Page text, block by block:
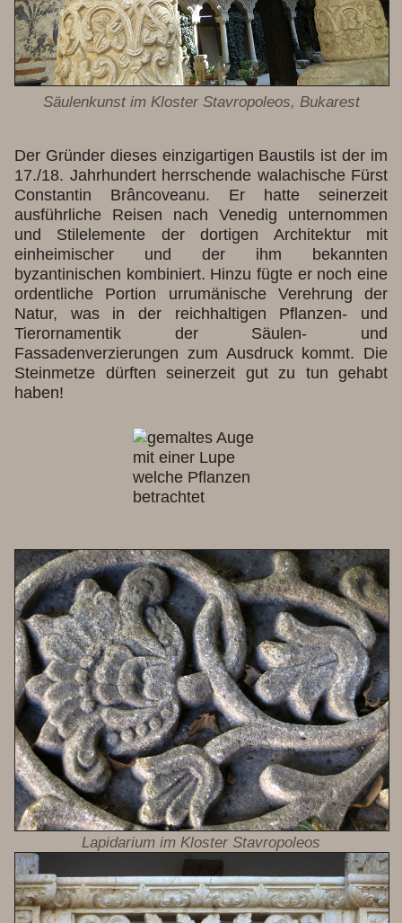
Säulenkunst im Kloster Stavropoleos, Bukarest
Der Gründer dieses einzigartigen Baustils ist der im
17./18. Jahrhundert herrschende walachische Fürst
Constantin Brâncoveanu. Er hatte seinerzeit
ausführliche Reisen nach Venedig unternommen
und Stilelemente der dortigen Architektur mit
einheimischer und der ihm bekannten
byzantinischen kombiniert. Hinzu fügte er noch eine
ordentliche Portion urrumänische Verehrung der
Natur, was in der reichhaltigen Pflanzen- und
Tierornamentik der Säulen- und
Fassadenverzierungen zum Ausdruck kommt. Die
Steinmetze dürften seinerzeit gut zu tun gehabt
haben!
Lapidarium im Kloster Stavropoleos